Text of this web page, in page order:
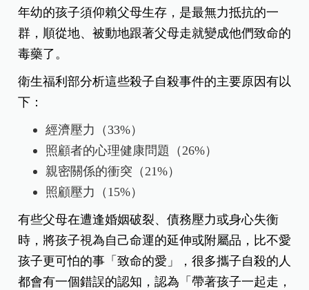
年幼的孩子須仰賴父母生存，是最無力抵抗的一
群，順從地、被動地跟著父母走就變成他們致命的
毒藥了。
衛生福利部分析這些殺子自殺事件的主要原因有以
下：
經濟壓力（33%）
照顧者的心理健康問題（26%）
親密關係的衝突（21%）
照顧壓力（15%）
有些父母在遭逢婚姻破裂、債務壓力或身心失衡
時，將孩子視為自己命運的延伸或附屬品，比不愛
孩子更可怕的事「致命的愛」，很多攜子自殺的人
都會有一個錯誤的認知，認為「帶著孩子一起走，